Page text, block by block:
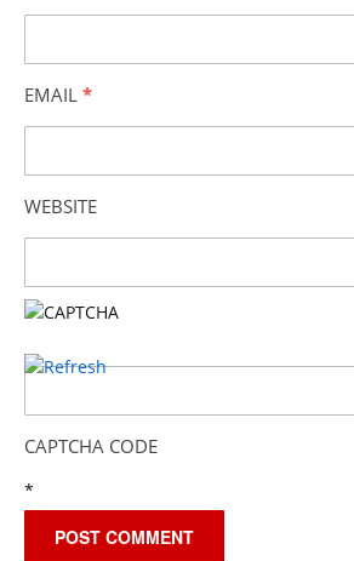
EMAIL *
WEBSITE
CAPTCHA CODE
*